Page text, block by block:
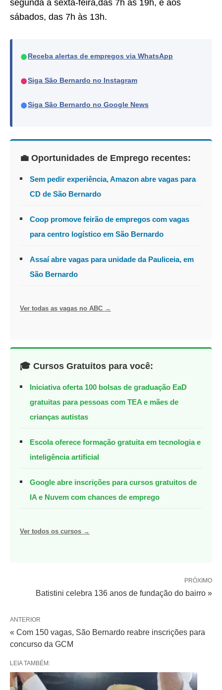
segunda a sexta-feira,das 7h às 19h, e aos
sábados, das 7h às 13h.
● Receba alertas de empregos via WhatsApp
●Siga São Bernardo no Instagram
●Siga São Bernardo no Google News
💼 Oportunidades de Emprego recentes:
Sem pedir experiência, Amazon abre vagas para
CD de São Bernardo
Coop promove feirão de empregos com vagas
para centro logístico em São Bernardo
Assaí abre vagas para unidade da Pauliceia, em
São Bernardo
Ver todas as vagas no ABC →
🎓 Cursos Gratuitos para você:
Iniciativa oferta 100 bolsas de graduação EaD
gratuitas para pessoas com TEA e mães de
crianças autistas
Escola oferece formação gratuita em tecnologia e
inteligência artificial
Google abre inscrições para cursos gratuitos de
IA e Nuvem com chances de emprego
Ver todos os cursos →
PRÓXIMO
Batistini celebra 136 anos de fundação do bairro »
ANTERIOR
« Com 150 vagas, São Bernardo reabre inscrições para
concurso da GCM
LEIA TAMBÉM: